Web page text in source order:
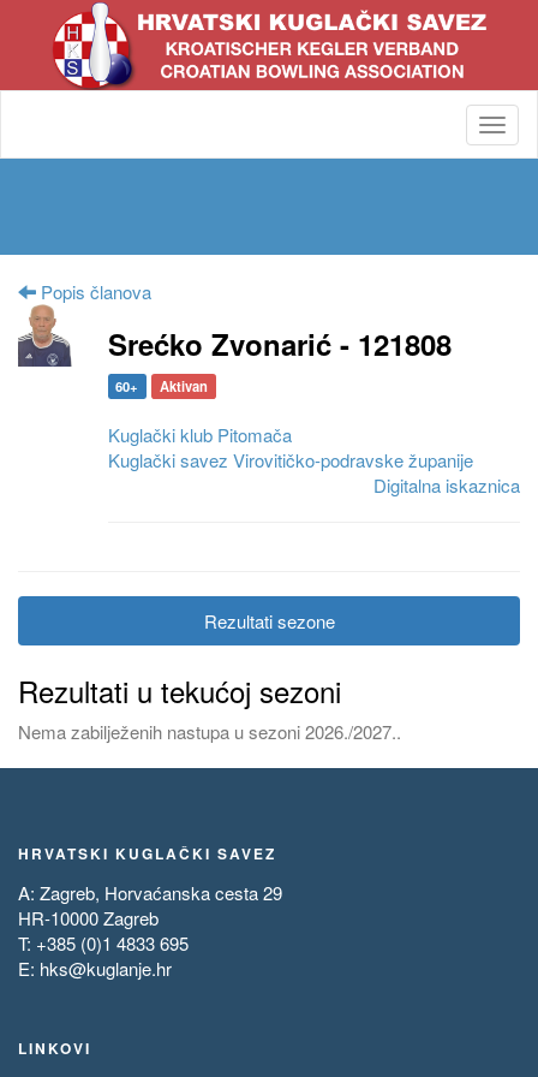
Popis članova
Srećko Zvonarić - 121808
60+ Aktivan
Kuglački klub Pitomača
Kuglački savez Virovitičko-podravske županije
Digitalna iskaznica
Rezultati sezone
Rezultati u tekućoj sezoni
Nema zabilježenih nastupa u sezoni 2026./2027..
HRVATSKI KUGLAČKI SAVEZ
A: Zagreb, Horvaćanska cesta 29
HR-10000 Zagreb
T: +385 (0)1 4833 695
E: hks@kuglanje.hr
LINKOVI